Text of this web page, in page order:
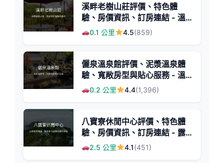
溪畔老樹山莊評價、特色體
驗、房價資訊、訂房連結 - 溫
泉民宿溫馨體驗
0.1 公里 4.5(859)
儷泉溫泉館評價、泥漿溫泉體
驗、寬敞房型與貼心服務 - 溫
泉舒壓首選
0.2 公里 4.4(1,396)
八寶寮休閒中心評價、特色體
驗、房價資訊、訂房連結 - 露
營民宿結合自然美景
2.5 公里 4.1(451)